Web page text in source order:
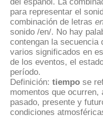
para representar el
combinación de letras
sonido /en/. No hay
contengan la secuencia
varios significados en
de los eventos, el
período.
Definición: tiempo se
momentos que
pasado, presente y
condiciones